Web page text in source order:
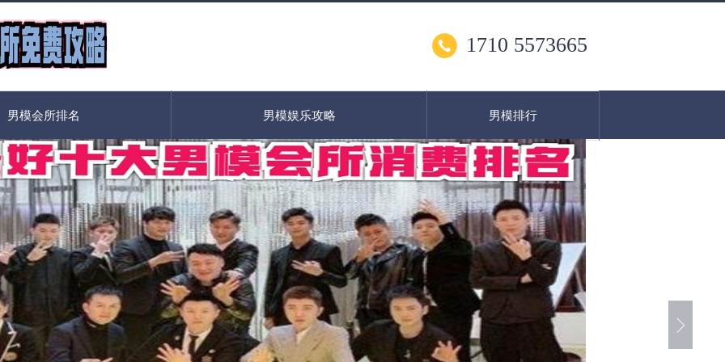
1710 5573665
男模会所排名 男模娱乐攻略 男模排行